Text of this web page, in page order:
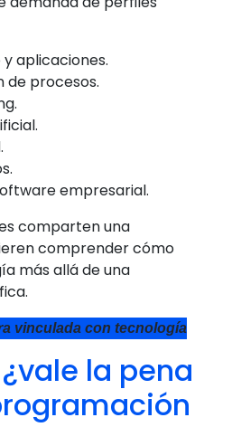
aplicaciones.
de procesos.
empresarial.
comparten una
comprender cómo
más allá de una
vinculada con tecnología
la pena